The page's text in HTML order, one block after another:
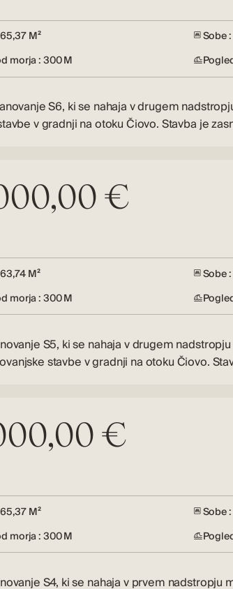
M²
Sobe
morja : 300 M
S6, ki se nahaja v drugem
v gradnji na otoku Čiovo. Stavba je
€
M²
Sobe
morja : 300 M
S5, ki se nahaja v drugem nadstropju
stavbe v gradnji na otoku Čiovo.
€
M²
Sobe
morja : 300 M
S4, ki se nahaja v prvem nadstropju